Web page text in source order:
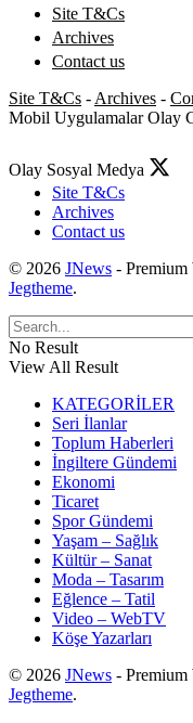
Site T&Cs
Archives
Contact us
Site T&Cs - Archives -
Mobil Uygulamalar Olay
Olay Sosyal Medya
Site T&Cs
Archives
Contact us
© 2026 JNews - Premium
Jegtheme.
No Result
View All Result
KATEGORİLER
Seri İlanlar
Toplum Haberleri
İngiltere Gündemi
Ekonomi
Ticaret
Spor Gündemi
Yaşam – Sağlık
Kültür – Sanat
Moda – Tasarım
Eğlence – Tatil
Video – WebTV
Köşe Yazarları
© 2026 JNews - Premium
Jegtheme.